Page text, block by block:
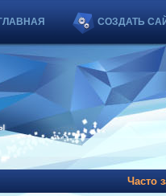
СОЗДАТЬ
Часто